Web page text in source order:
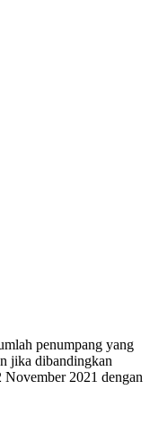
penumpang yang
jika dibandingkan
November 2021 dengan